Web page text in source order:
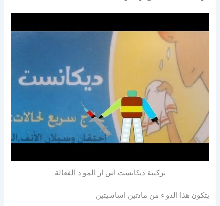
تركيبة ديكانست اس ار المواد الفعالة
يتكون هذا الدواء من مادتين اساسيتين